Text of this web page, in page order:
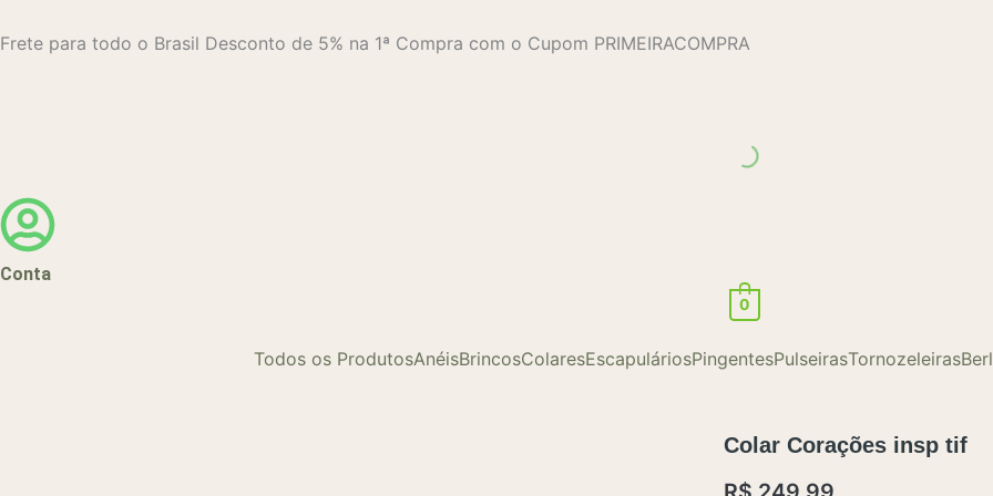
para
Frete para todo o Brasil Desconto de 5% na 1ª Compra com o Cupom PRIMEIRACOMPRA
Conta
0
Todos os ProdutosAnéisBrincosColaresEscapuláriosPingentesPulseirasTornozeleiras
Colar Corações insp tif